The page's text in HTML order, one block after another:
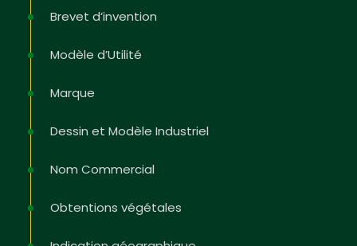
Brevet d’invention
Modèle d’Utilité
Marque
Dessin et Modèle Industriel
Nom Commercial
Obtentions végétales